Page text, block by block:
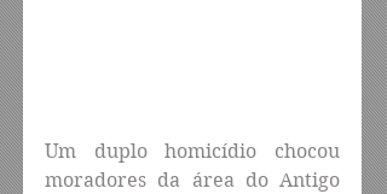
Um duplo homicídio chocou
moradores da área do Antigo